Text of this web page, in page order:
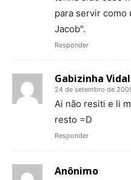
para servir como
Jacob".
Responder
Gabizinha
24 de setembro de
Ai não resiti e li
resto =D
Responder
Anônimo